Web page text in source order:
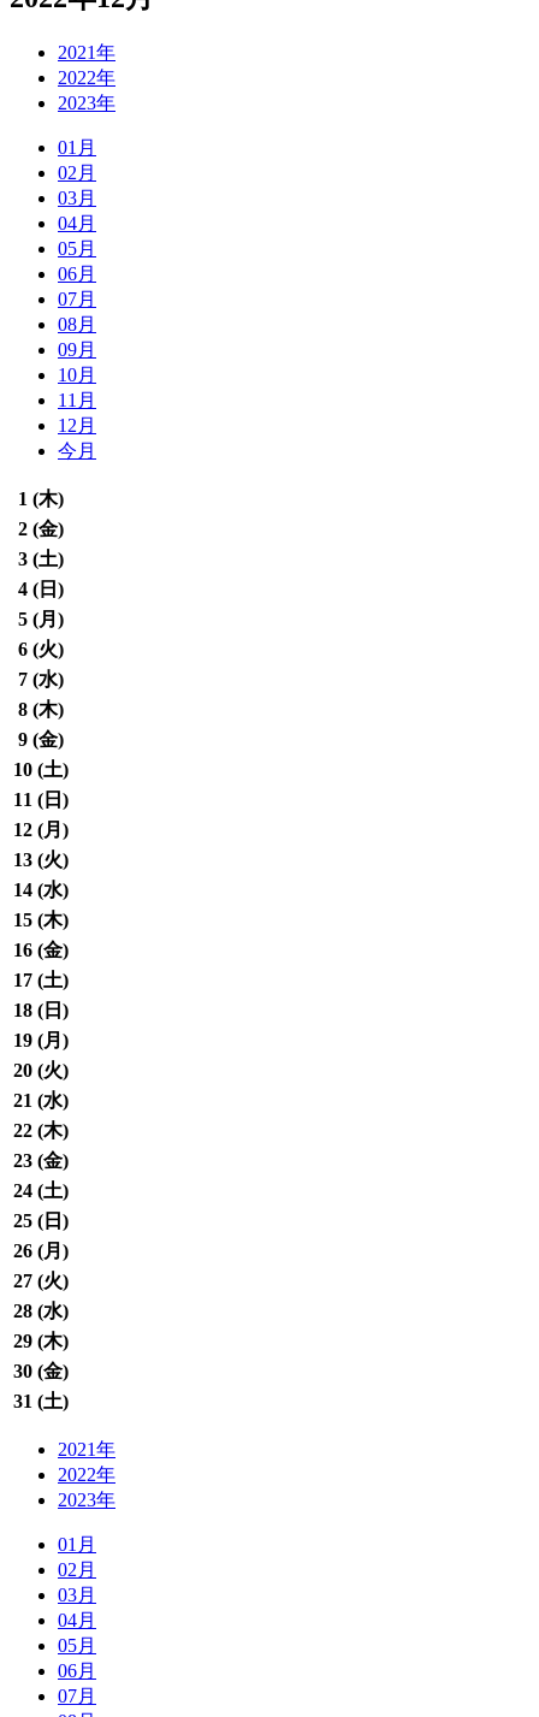
2021年
2022年
2023年
01月
02月
03月
04月
05月
06月
07月
08月
09月
10月
11月
12月
今月
1 (木)
2 (金)
3 (土)
4 ( 日 )
5 (月 )
6 (火)
7 (水)
8 (木)
9 (金)
10 (土)
11 ( 日 )
12 (月 )
13 (火)
14 (水)
15 (木)
16 (金)
17 (土)
18 ( 日 )
19 (月 )
20 (火)
21 (水)
22 (木)
23 (金)
24 (土)
25 ( 日 )
26 (月 )
27 (火)
28 (水)
29 (木)
30 (金)
31 (土)
2021年
2022年
2023年
01月
02月
03月
04月
05月
06月
07月